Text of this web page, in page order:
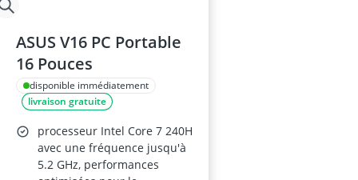
ASUS V16 PC Portable
16 Pouces
disponible immédiatement
livraison gratuite
processeur Intel Core 7 240H
avec une fréquence jusqu'à
5.2 GHz, performances